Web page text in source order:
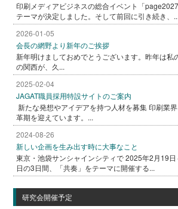
印刷メディアビジネスの総合イベント「
テーマが決定しました。そして前回に引き続き、
2026-01-05
会長の網野より新年のご挨拶
新年明けましておめでとうございます。昨年は私
の関西が、久...
2025-02-04
JAGAT職員採用特設サイトのご案内
新たな発想やアイデアを持つ人材を募集 印刷業
革期を迎えています。...
2024-08-26
新しい企画を生み出す時に大事なこと
東京・池袋サンシャインシティで 2025年2月19
日の3日間、「共奏」をテーマに開催する...
研究会開催予定